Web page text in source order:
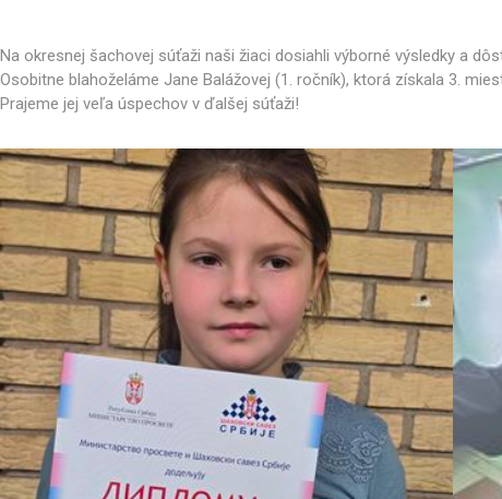
Na okresnej šachovej súťaži naši žiaci dosiahli výborné výsledky a
Osobitne blahoželáme Jane Balážovej (1. ročník), ktorá získala 3.
Prajeme jej veľa úspechov v ďalšej súťaži!